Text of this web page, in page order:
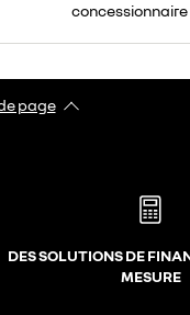
concessionnaire
page​
DES SOLUTIONS DE
MESURE